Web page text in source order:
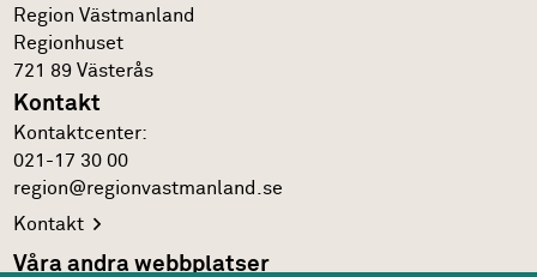
Region Västmanland
Regionhuset
721 89 Västerås
Kontakt
Kontakt­center:
021-17 30 00
region@regionvastmanland.se
Kontakt
Våra andra webbplatser